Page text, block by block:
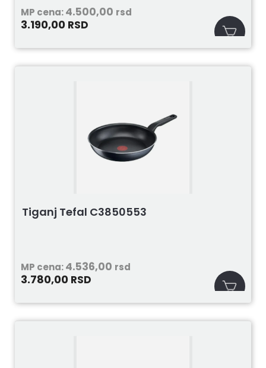
MP cena:4.500,00 rsd
3.190,00 RSD
Tiganj Tefal C3850553
MP cena:4.536,00 rsd
3.780,00 RSD